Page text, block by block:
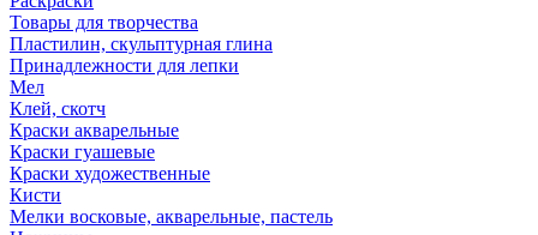
Товары для творчества
Пластилин, скульптурная глина
Принадлежности для лепки
Мел
Клей, скотч
Краски акварельные
Краски гуашевые
Краски художественные
Кисти
Мелки восковые, акварельные, пастель